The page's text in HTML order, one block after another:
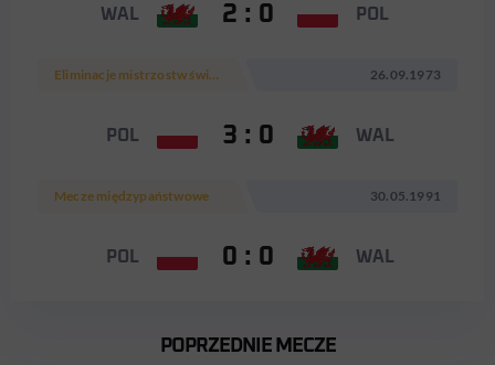
WAL 2 : 0 POL
Eliminacje mistrzostw świata 1974 26.09.1973
POL 3 : 0 WAL
Mecze międzypaństwowe 30.05.1991
POL 0 : 0 WAL
POPRZEDNIE MECZE